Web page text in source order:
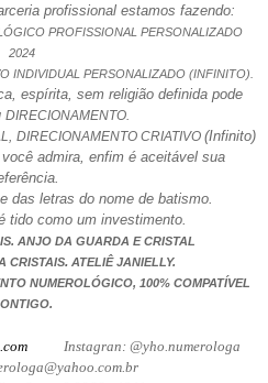
profissional estamos fazendo:
PROFISSIONAL PERSONALIZADO
2024
INDIVIDUAL PERSONALIZADO (INFINITO).
espírita, sem religião definida pode
DIRECIONAMENTO.
DIRECIONAMENTO CRIATIVO (Infinito)
admira, enfim é aceitável sua
das letras do nome de batismo.
tido como um investimento.
ANJO DA GUARDA E CRISTAL
CRISTAIS. ATELIÊ JANIELLY.
NUMEROLÓGICO, 100% COMPATÍVEL
Instagran: @yho.numerologa